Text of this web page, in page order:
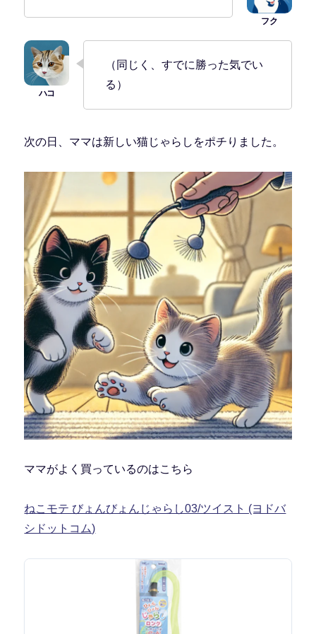
（同じく、すでに勝った気でい
る）
次の日、ママは新しい猫じゃらしをポチりました。
ママがよく買っているのはこちら
ねこモテ びょんびょんじゃらし03/ツイスト (ヨドバ
シドットコム)